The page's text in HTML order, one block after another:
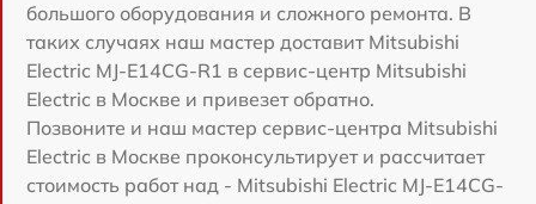
большого оборудования и сложного ремонта. В
таких случаях наш мастер доставит Mitsubishi
Electric MJ-E14CG-R1 в сервис-центр Mitsubishi
Electric в Москве и привезет обратно.
Позвоните и наш мастер сервис-центра Mitsubishi
Electric в Москве проконсультирует и рассчитает
стоимость работ над - Mitsubishi Electric MJ-E14CG-